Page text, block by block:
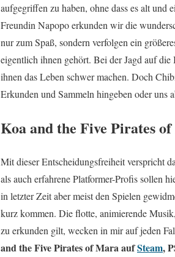
aufgegriffen zu haben, ohne dass es alt
Freundin Napopo erkunden wir die
nur zum Spaß, sondern verfolgen ein
eigentlich ihnen gehört. Bei der Jagd auf
ihnen das Leben schwer machen. Doch
Erkunden und Sammeln hingeben oder uns
Koa and the Five Pirates
Mit dieser Entscheidungsfreiheit verspricht
als auch erfahrene Platformer-Profis sollen
in letzter Zeit aber meist den Spielen
kurz kommen. Die flotte, animierende
zu erkunden gilt, wecken in mir auf jeden
and the Five Pirates of Mara aufSteam,